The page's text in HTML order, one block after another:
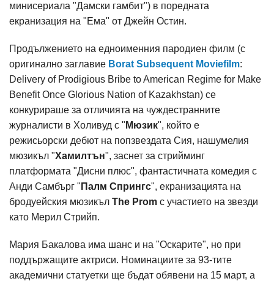
минисериала "Дамски гамбит") в поредната
екранизация на "Ема" от Джейн Остин.
Продължението на едноименния пародиен филм (с
оригинално заглавие Borat Subsequent Moviefilm:
Delivery of Prodigious Bribe to American Regime for Make
Benefit Once Glorious Nation of Kazakhstan) се
конкурираше за отличията на чуждестранните
журналисти в Холивуд с " Мюзик", който е
режисьорски дебют на попзвездата Сия, нашумелия
мюзикъл "Хамилтън", заснет за стрийминг
платформата "Дисни плюс", фантастичната комедия с
Анди Самбърг " Палм Спрингс", екранизацията на
бродуейския мюзикъл The Prom с участието на звезди
като Мерил Стрийп.
Мария Бакалова има шанс и на "Оскарите", но при
поддържащите актриси. Номинациите за 93-тите
академични статуетки ще бъдат обявени на 15 март, а